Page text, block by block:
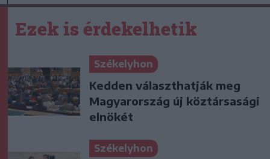
Ezek is érdekelhetik
Székelyhon
Kedden választhatják meg
Magyarország új köztársasági
elnökét
Székelyhon